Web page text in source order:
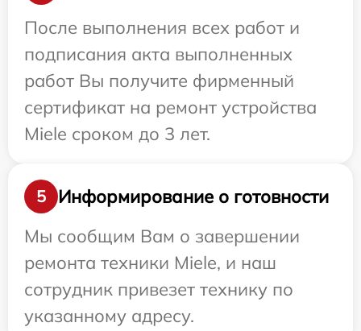
После выполнения всех работ и
подписания акта выполненных
работ Вы получите фирменный
сертификат на ремонт устройства
Miele сроком до 3 лет.
5
Информирование о готовности
Мы сообщим Вам о завершении
ремонта техники Miele, и наш
сотрудник привезет технику по
указанному адресу.